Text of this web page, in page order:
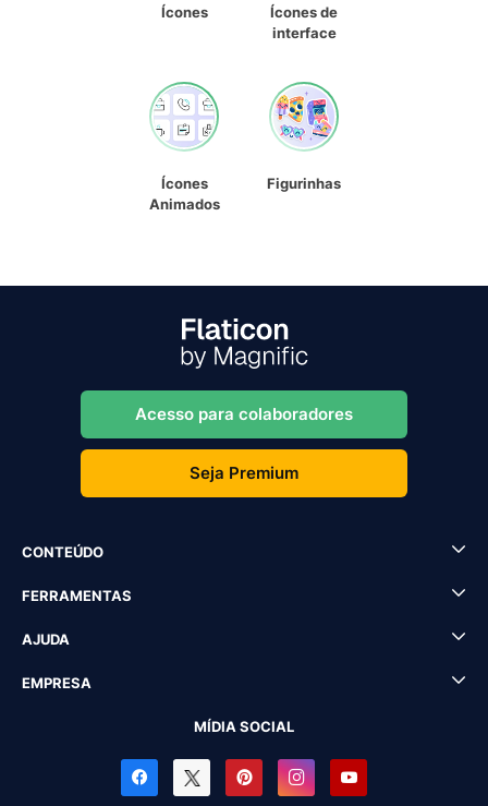
Ícones
Ícones de
interface
Ícones
Animados
Figurinhas
Acesso para colaboradores
Seja Premium
CONTEÚDO
FERRAMENTAS
AJUDA
EMPRESA
MÍDIA SOCIAL